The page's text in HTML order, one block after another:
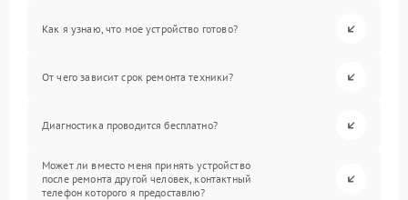
Как я узнаю, что мое устройство готово?
От чего зависит срок ремонта техники?
Диагностика проводится бесплатно?
Может ли вместо меня принять устройство
после ремонта другой человек, контактный
телефон которого я предоставлю?